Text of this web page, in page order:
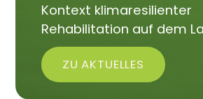
Kontext klimaresilienter
Rehabilitation auf dem
ZU AKTUELLES